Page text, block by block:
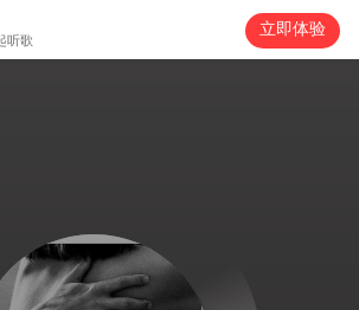
听歌
立即体验